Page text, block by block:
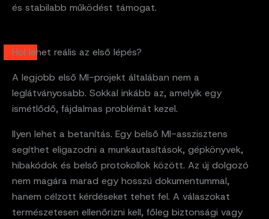
és stabilabb működést támogat.
Hol lehet reális az első lépés?
A legjobb első MI-projekt általában nem a
leglátványosabb. Sokkal inkább az, amelyik egy
ismétlődő, fájdalmas problémát kezel.
Ilyen lehet a betanítás. Egy belső MI-asszisztens
segíthet eligazodni a munkautasítások, gépkönyvek,
hibakódok és belső protokollok között. Az új dolgozó
nem magára marad egy hosszú dokumentummal,
hanem célzott kérdéseket tehet fel. A válaszokat
természetesen ellenőrizni kell, főleg biztonsági vagy